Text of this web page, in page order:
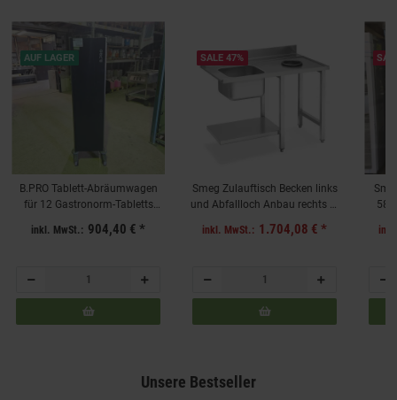
AUF LAGER
B.PRO Tablett-Abräumwagen
für 12 Gastronorm-Tabletts
angeschlagen Seiten- und
468x673x1550mm B-Ware
inkl. MwSt.: 904,40 € *
SALE 47%
Smeg Zulauftisch Becken links
und Abfallloch Anbau rechts B-
inkl. MwSt.: 1.704,08 € *
Unsere Bestseller